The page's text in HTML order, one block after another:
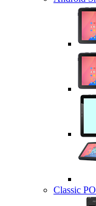
Classic